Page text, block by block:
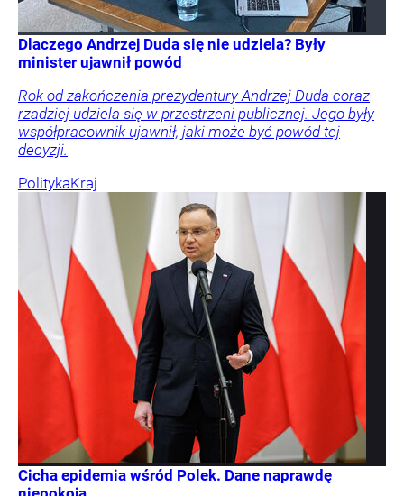
Dlaczego Andrzej Duda się nie udziela? Były
minister ujawnił powód
Rok od zakończenia prezydentury Andrzej Duda coraz
rzadziej udziela się w przestrzeni publicznej. Jego były
współpracownik ujawnił, jaki może być powód tej
decyzji.
PolitykaKraj
Cicha epidemia wśród Polek. Dane naprawdę